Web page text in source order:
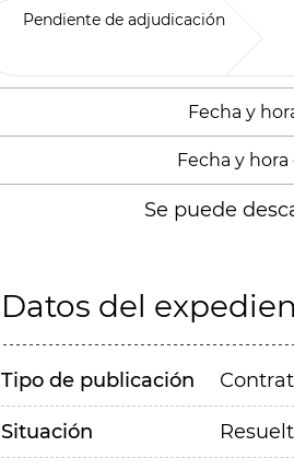
Pendiente de adjudicación
Fecha y
Fecha y hora
Se puede
Datos del
Tipo de publicación
Situación